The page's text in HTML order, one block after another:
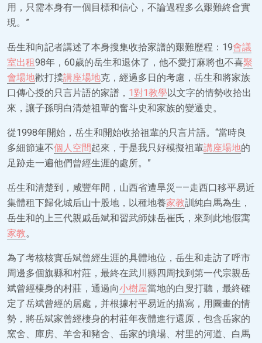
用，只需本身有一個目標和信心，不論過程多么艱難終會實
現。”
岳生和向記者講述了本身搜集收拾家譜的艱難歷程：19會議
室出租98年，60歲的岳生和退休了，他不愛打麻將也不喜聚
會場地歡打撲講座場地克，經過多日的考慮，岳生和將家族
口傳心授的只言片語的家譜， 1對1教學以文字的情勢收拾出
來，讓子孫明白清楚祖輩的奮斗史和家族的變遷史。
從1998年開始，岳生和開始收拾祖輩的只言片語。“當時良
多細節連不個人空間起來，于是我只好模擬祖輩講座場地的
足跡走一遍他們曾經生涯的處所。”
岳生和清楚到，咸豐年間，山西省遭旱災——走西口移平易近
集體租下歸化城后山十股地，以種地養家教訓純白馬為生，
岳生和的上三代親戚岳斌和習武師妹岳崔氏，來到此地假寓
家教。
為了考核核實岳斌曾經生涯的具體地位，岳生和走訪了呼市
周邊多個旗縣和村莊，最終在武川縣四周找到第一代宗親岳
斌曾經棲身的村莊，通過向小樹屋當地的白叟打聽，最終確
定了岳斌曾經的居處，并根據村平易近的描寫，用圖畫的情
勢，將岳斌家曾經棲身的村莊年夜體進行還原，包含岳家的
窯舍、庫房、羊舍和豬舍、岳家的墳場、村里的河道、白馬